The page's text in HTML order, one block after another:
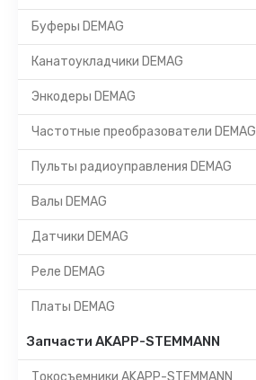
Буферы DEMAG
Канатоукладчики DEMAG
Энкодеры DEMAG
Частотные преобразователи DEMAG
Пульты радиоуправления DEMAG
Валы DEMAG
Датчики DEMAG
Реле DEMAG
Платы DEMAG
Запчасти AKAPP-STEMMANN
Токосъемники AKAPP-STEMMANN